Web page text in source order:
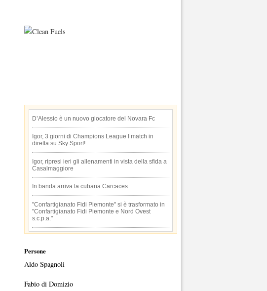
D’Alessio è un nuovo giocatore del Novara Fc
Igor, 3 giorni di Champions League I match in
diretta su Sky Sport!
Igor, ripresi ieri gli allenamenti in vista della sfida a
Casalmaggiore
In banda arriva la cubana Carcaces
"Confartigianato Fidi Piemonte" si è trasformato in
"Confartigianato Fidi Piemonte e Nord Ovest
s.c.p.a."
Persone
Aldo Spagnoli
Fabio di Domizio